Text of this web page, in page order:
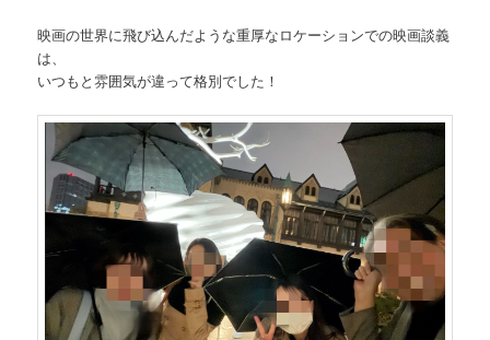
映画の世界に飛び込んだような重厚なロケーションでの映画談義
は、
いつもと雰囲気が違って格別でした！